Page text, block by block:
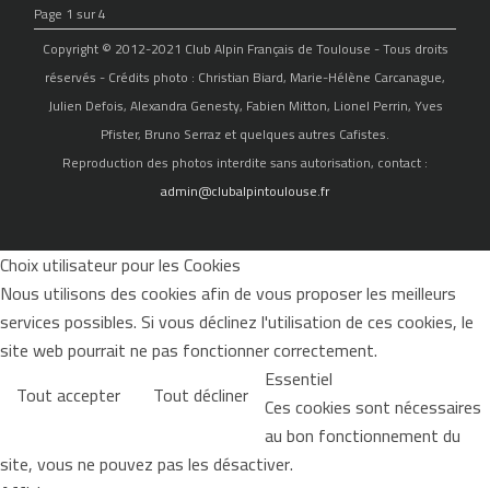
Page 1 sur 4
Copyright © 2012-2021 Club Alpin Français de Toulouse - Tous droits
réservés - Crédits photo : Christian Biard, Marie-Hélène Carcanague,
Julien Defois, Alexandra Genesty, Fabien Mitton, Lionel Perrin, Yves
Pfister, Bruno Serraz et quelques autres Cafistes.
Reproduction des photos interdite sans autorisation, contact :
admin@clubalpintoulouse.fr
Choix utilisateur pour les Cookies
Nous utilisons des cookies afin de vous proposer les meilleurs
services possibles. Si vous déclinez l'utilisation de ces cookies, le
site web pourrait ne pas fonctionner correctement.
Tout accepter
Tout décliner Essentiel
Ces cookies sont nécessaires
au bon fonctionnement du
site, vous ne pouvez pas les désactiver.